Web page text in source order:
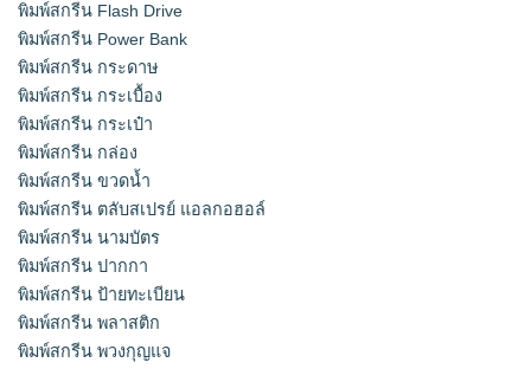
พิมพ์สกรีน Flash Drive
พิมพ์สกรีน Power Bank
พิมพ์สกรีน กระดาษ
พิมพ์สกรีน กระเบื้อง
พิมพ์สกรีน กระเป๋า
พิมพ์สกรีน กล่อง
พิมพ์สกรีน ขวดน้ำ
พิมพ์สกรีน ตลับสเปรย์ แอลกอฮอล์
พิมพ์สกรีน นามบัตร
พิมพ์สกรีน ปากกา
พิมพ์สกรีน ป้ายทะเบียน
พิมพ์สกรีน พลาสติก
พิมพ์สกรีน พวงกุญแจ